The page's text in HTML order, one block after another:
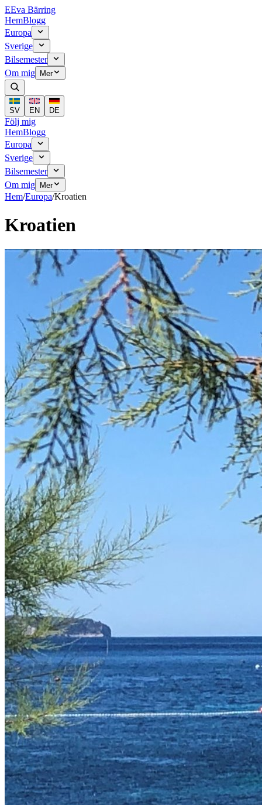
EEva Bärring
HemBlogg
Europa
Sverige
Bilsemester
Om mig
Mer
SV EN DE
Följ mig
HemBlogg
Europa
Sverige
Bilsemester
Om mig
Mer
Hem/Europa/Kroatien
Kroatien